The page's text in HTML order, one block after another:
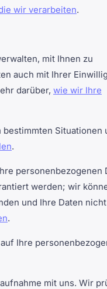
wir verarbeiten.
mit Ihnen zu
auch mit Ihrer
darüber, wie wir Ihre
Situationen
.
personenbezogenen
werden; wir
und Ihre Daten nicht
.
Ihre
mit uns. Wir